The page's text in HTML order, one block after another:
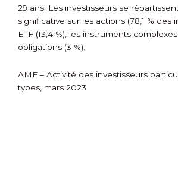
29 ans. Les investisseurs se
significative sur les actions (78,1 % des
ETF (13,4 %), les instruments
obligations (3 %).
AMF – Activité des investisseurs
types, mars 2023